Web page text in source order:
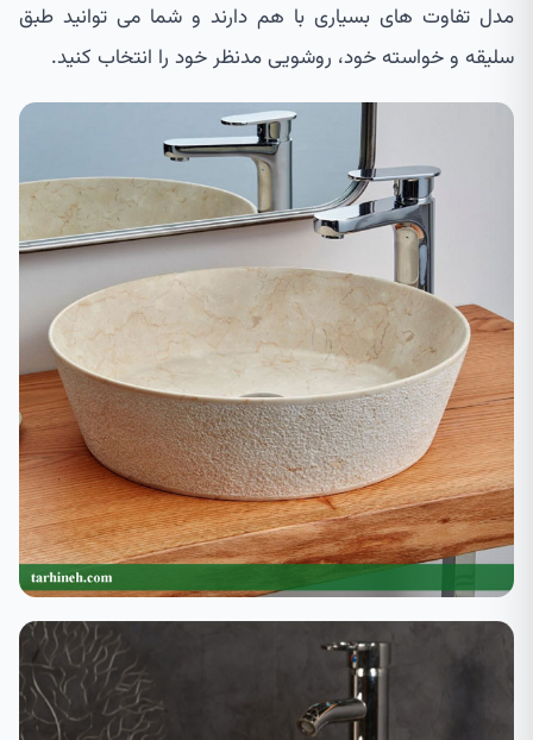
مدل تفاوت های بسیاری با هم دارند و شما می توانید طبق
سلیقه و خواسته خود، روشویی مدنظر خود را انتخاب کنید.